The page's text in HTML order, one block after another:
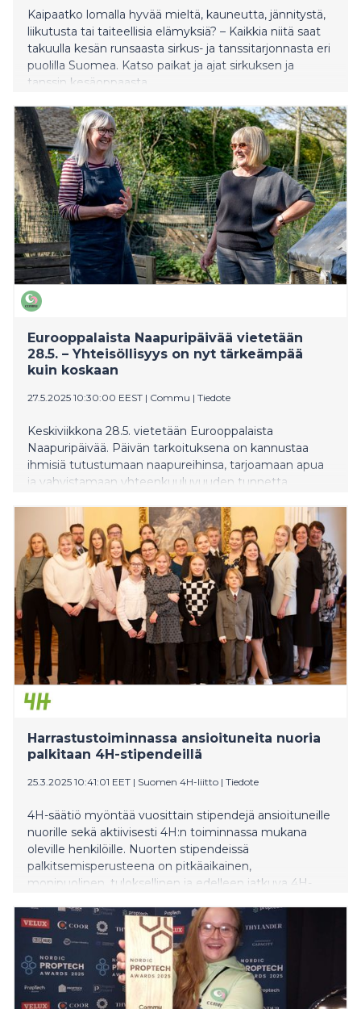
Kaipaatko lomalla hyvää mieltä, kauneutta, jännitystä,
liikutusta tai taiteellisia elämyksiä? – Kaikkia niitä saat
takuulla kesän runsaasta sirkus- ja tanssitarjonnasta eri
puolilla Suomea. Katso paikat ja ajat sirkuksen ja
tanssin kesäoppaasta.
Eurooppalaista Naapuripäivää vietetään
28.5. – Yhteisöllisyys on nyt tärkeämpää
kuin koskaan
27.5.2025 10:30:00 EEST | Commu | Tiedote
Keskiviikkona 28.5. vietetään Eurooppalaista
Naapuripäivää. Päivän tarkoituksena on kannustaa
ihmisiä tutustumaan naapureihinsa, tarjoamaan apua
ja vahvistamaan yhteenkuuluvuuden tunnetta
yli 30 kaupungin ja kunnan kanssa vahvistaa
kotimainen Commu -sovellus. Sovelluksessa on
mukana jo yli 100,000 käyttäjää pyytämässä ja
antamassa naapuriapua ja tekemässä pieniä arjen
hyviä tekoja.
Harrastustoiminnassa ansioituneita nuoria
palkitaan 4H-stipendeillä
25.3.2025 10:41:01 EET | Suomen 4H-liitto | Tiedote
4H-säätiö myöntää vuosittain stipendejä ansioituneille
nuorille sekä aktiivisesti 4H:n toiminnassa mukana
oleville henkilöille. Nuorten stipendeissä
palkitsemisperusteena on pitkäaikainen,
monipuolinen, tuloksellinen ja edelleen jatkuva 4H-
stipendiä jaetaan Valtioneuvoston juhlahuoneistossa
Helsingissä tiistaina 1.4. kello 14.30. Media on
tervetullut tilaisuuteen.